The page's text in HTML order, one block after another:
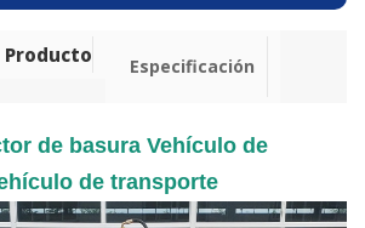
Producto Especificación
de basura Vehículo de
de transporte